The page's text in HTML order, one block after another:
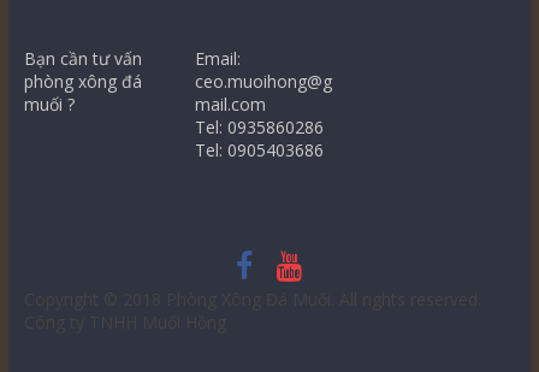
Bạn cần tư vấn
phòng xông đá
muối ?
Email:
ceo.muoihong@g
mail.com
Tel: 0935860286
Tel: 0905403686